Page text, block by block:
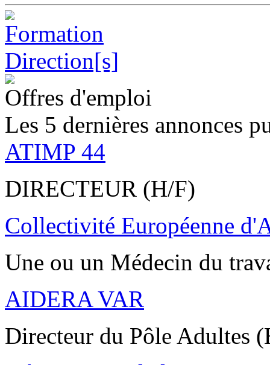
Offres d'emploi
Les 5 dernières annonces
ATIMP 44
DIRECTEUR (H/F)
Collectivité Européenne
Une ou un Médecin du
AIDERA VAR
Directeur du Pôle Adultes